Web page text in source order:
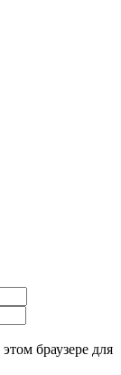
браузере для